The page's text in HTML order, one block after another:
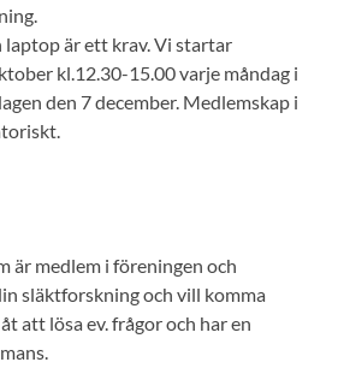
laptop är ett krav. Vi startar
kl.12.30-15.00 varje måndag i
den 7 december. Medlemskap i
är medlem i föreningen och
släktforskning och vill komma
att lösa ev. frågor och har en